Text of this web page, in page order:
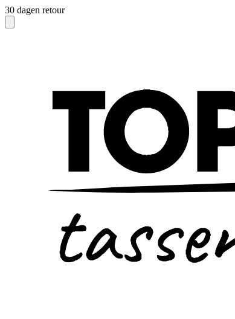
30 dagen retour